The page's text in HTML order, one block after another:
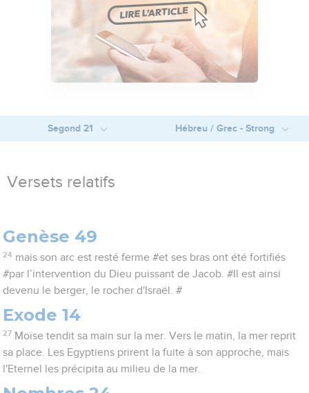
Segond 21 Hébreu / Grec - Strong
Versets relatifs
Genèse 49
24 mais son arc est resté ferme #et ses bras ont été fortifiés
#par l’intervention du Dieu puissant de Jacob. #Il est ainsi
devenu le berger, le rocher d'Israël. #
Exode 14
27 Moïse tendit sa main sur la mer. Vers le matin, la mer reprit
sa place. Les Egyptiens prirent la fuite à son approche, mais
l'Eternel les précipita au milieu de la mer.